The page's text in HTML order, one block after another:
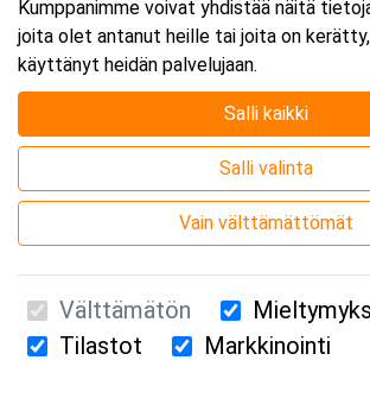
Suomen Ensiapukoulutus Oy / Valimotie
Kumppanimme voivat yhdistää näitä
joita olet antanut heille tai joita on
käyttänyt heidän palvelujaan.
Salli kaikki
Salli valinta
Vain välttämättömät
Välttämätön
Tilastot
Markkinointi